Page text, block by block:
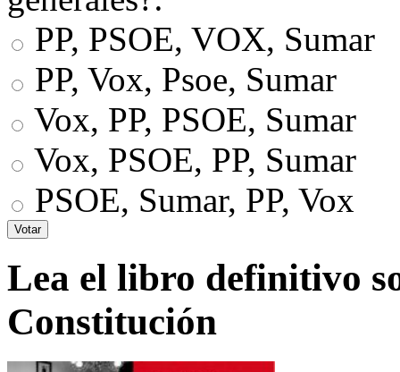
PP, PSOE, VOX, Sumar
PP, Vox, Psoe, Sumar
Vox, PP, PSOE, Sumar
Vox, PSOE, PP, Sumar
PSOE, Sumar, PP, Vox
Lea el libro definitivo
Constitución